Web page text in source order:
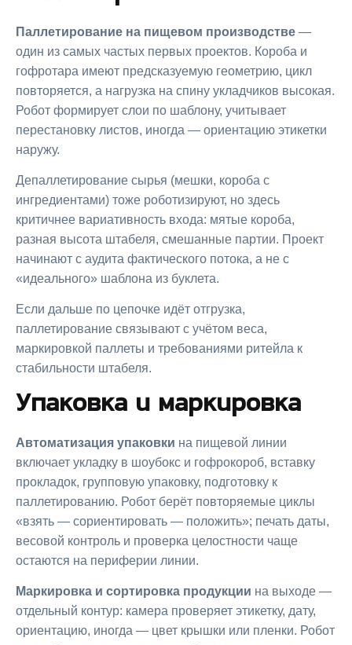
Паллетирование на пищевом производстве —
один из самых частых первых проектов. Короба и
гофротара имеют предсказуемую геометрию, цикл
повторяется, а нагрузка на спину укладчиков высокая.
Робот формирует слои по шаблону, учитывает
перестановку листов, иногда — ориентацию этикетки
наружу.
Депаллетирование сырья (мешки, короба с
ингредиентами) тоже роботизируют, но здесь
критичнее вариативность входа: мятые короба,
разная высота штабеля, смешанные партии. Проект
начинают с аудита фактического потока, а не с
«идеального» шаблона из буклета.
Если дальше по цепочке идёт отгрузка,
паллетирование связывают с учётом веса,
маркировкой паллеты и требованиями ритейла к
стабильности штабеля.
Упаковка и маркировка
Автоматизация упаковки на пищевой линии
включает укладку в шоубокс и гофрокороб, вставку
прокладок, групповую упаковку, подготовку к
паллетированию. Робот берёт повторяемые циклы
«взять — сориентировать — положить»; печать даты,
весовой контроль и проверка целостности чаще
остаются на периферии линии.
Маркировка и сортировка продукции на выходе —
отдельный контур: камера проверяет этикетку, дату,
ориентацию, иногда — цвет крышки или пленки. Робот